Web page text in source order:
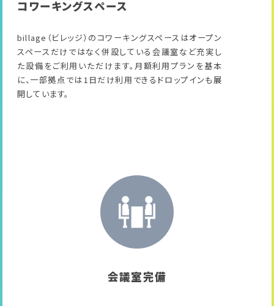
コワーキングスペース
billage（ビレッジ）のコワーキングスペースはオープン
スペースだけではなく併設している会議室など充実し
た設備をご利用いただけます。月額利用プランを基本
に、一部拠点では1日だけ利用できるドロップインも展
開しています。
会議室完備